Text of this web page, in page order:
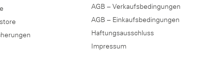
AGB – Verkaufsbedingungen
AGB – Einkaufsbedingungen
Haftungsausschluss
Impressum